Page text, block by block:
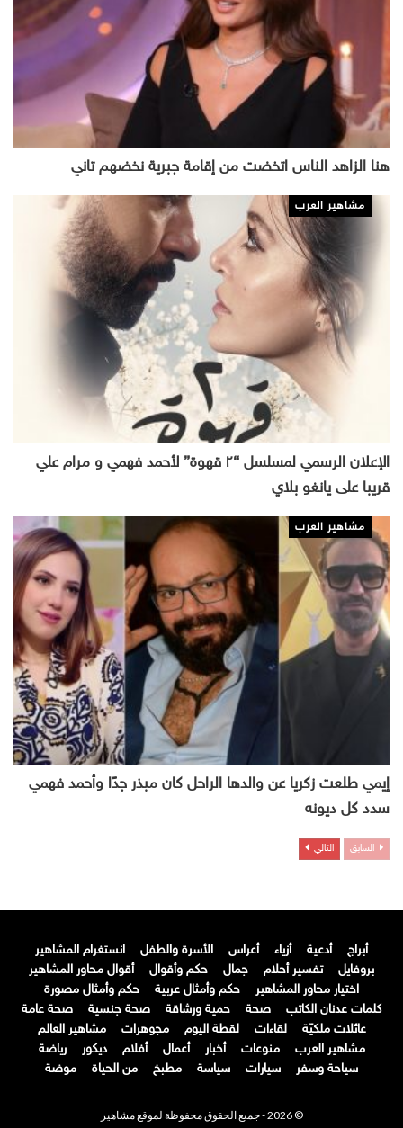
هنا الزاهد الناس اتخضت من إقامة جبرية نخضهم تاني
مشاهير العرب
الإعلان الرسمي لمسلسل “٢ قهوة” لأحمد فهمي و مرام علي
قريبا على يانغو بلاي
مشاهير العرب
إيمي طلعت زكريا عن والدها الراحل كان مبذر جدًا وأحمد فهمي
سدد كل ديونه
السابق التالي
أبراج أدعية أزياء أعراس الأسرة والطفل
انستغرام المشاهير
بروفايل
تفسير أحلام جمال حكم وأقوال
أقوال محاور المشاهير
اختيار محاور المشاهير
حكم وأمثال عربية
حكم وأمثال مصورة
كلمات عدنان الكاتب
صحة حمية ورشاقة صحة جنسية
صحة عامة
عائلات ملكيّة
لقاءات لقطة اليوم مجوهرات
مشاهير العالم
مشاهير العرب
منوعات أخبار أعمال أفلام ديكور
رياضة
سياحة وسفر
سيارات سياسة مطبخ من الحياة موضة
© 2026 - جميع الحقوق محفوظة لموقع مشاهير